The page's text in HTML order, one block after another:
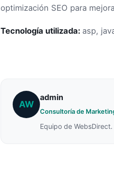
optimización SEO para
Tecnología utilizada: asp,
AW
admin
Consultoría de
Equipo de WebsDirect.